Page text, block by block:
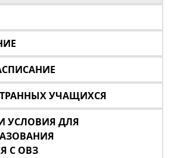
УЧАЩИХСЯ
УСЛОВИЯ ДЛЯ
С ОВЗ